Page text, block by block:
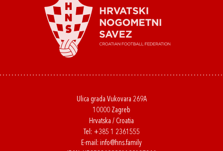
Ulica grada Vukovara 269A
10000 Zagreb
Hrvatska / Croatia
Tel: +385 1 2361555
E-mail: info@hns.family